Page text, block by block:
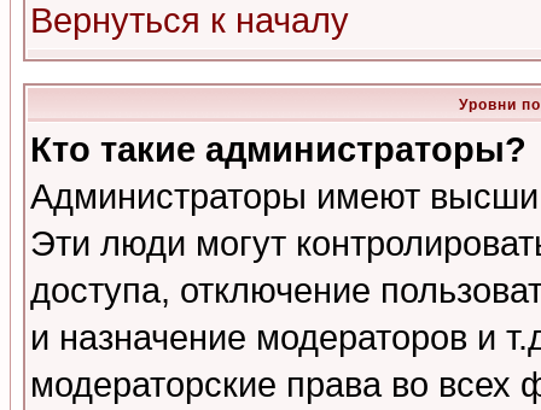
Вернуться к началу
Уровни
Кто такие администраторы?
Администраторы имеют
Эти люди могут
доступа, отключение
и назначение модераторов и
модераторские права во всех